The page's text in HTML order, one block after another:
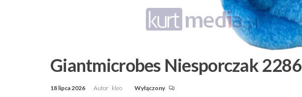
Giantmicrobes Niesporczak 2286
18 lipca 2026 Autor kleo Wyłączony